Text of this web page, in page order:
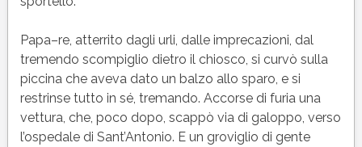
Papa–re, atterrito dagli urli, dalle imprecazioni, dal
tremendo scompiglio dietro il chiosco, si curvò sulla
piccina che aveva dato un balzo allo sparo, e si
restrinse tutto in sé, tremando. Accorse di furia una
vettura, che, poco dopo, scappò via di galoppo, verso
l’ospedale di Sant’Antonio. E un groviglio di gente